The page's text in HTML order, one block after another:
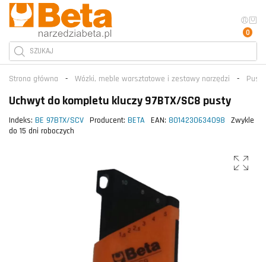
0
Strona główna Wózki, meble warsztatowe i zestawy narzędzi
Uchwyt do kompletu kluczy 97BTX/SC8 pusty
Indeks: BE 97BTX/SCV Producent: BETA EAN: 8014230634098
Zwykle
do 15 dni roboczych